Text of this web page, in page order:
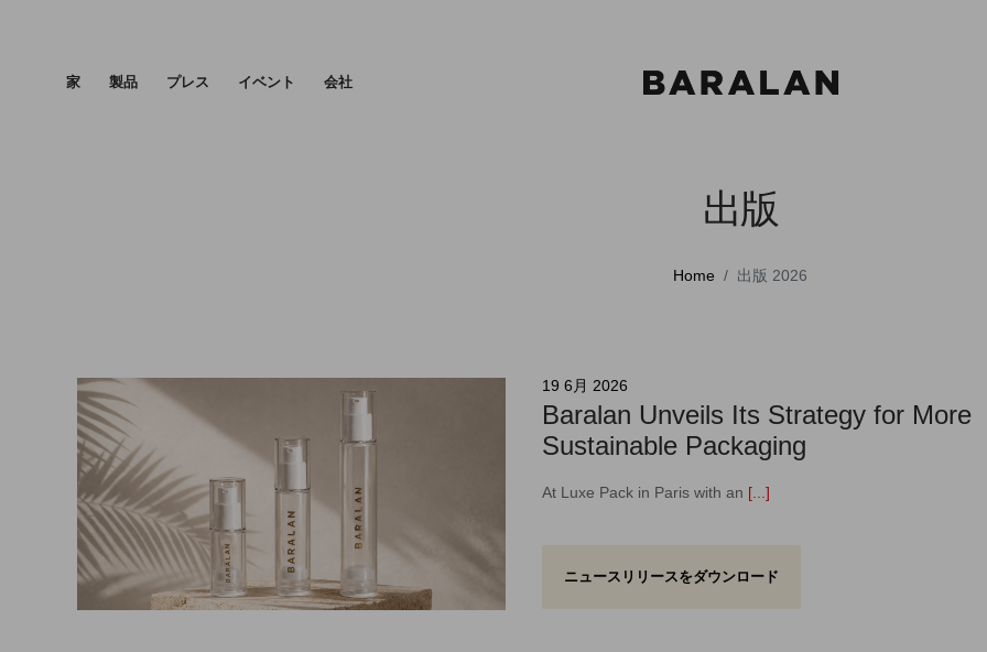
家 製品 プレス イベント 会社
出版
Home 出版 2026
19 6月 2026
Baralan Unveils Its Strategy for More
Sustainable Packaging
At Luxe Pack in Paris with an [...]
ニュースリリースをダウンロード